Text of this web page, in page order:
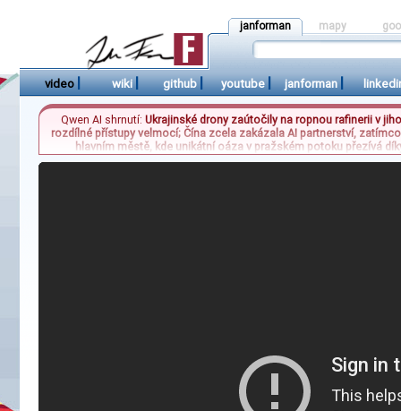
janforman mapy
video | wiki | github | youtube | janforman |
Qwen AI shrnutí: Ukrajinské drony zaútočily na ropnou rafinerii v
rozdílné přístupy velmocí; Čína zcela zakázala AI partnerství,
hlavním městě, kde unikátní oáza v pražském potoku přezívá
úzkokolejná dráha, která získala certifikaci na příštích pět let,